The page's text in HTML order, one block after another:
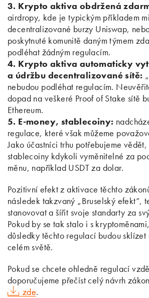
3. Krypto aktiva obdržená
airdropy, kde je typickým příkladem
decentralizované burzy Uniswap,
poskytnuté komunitě daným týmem
podléhat žádným regulacím.
4. Krypto aktiva automaticky
a údržbu decentralizované sítě:
nebudou podléhat regulacím.
dopad na veškeré Proof of Stake sítě
Ethereum.
5. E-money, stablecoiny:
regulace, které však můžeme
Jako účastníci trhu potřebujeme vědět,
stablecoiny kdykoli vyměnitelné za
měnu, například USDT za dolar.
Pozitivní efekt z aktivace těchto
následek takzvaný „Bruselský efekt“,
stanovovat a šířit svoje standarty za
Pokud by se tak stalo i s
důsledky těchto regulací budou sklízet
celém světě.
Pokud se chcete ohledně regulací
doporučujeme přečíst celý návrh
zde.